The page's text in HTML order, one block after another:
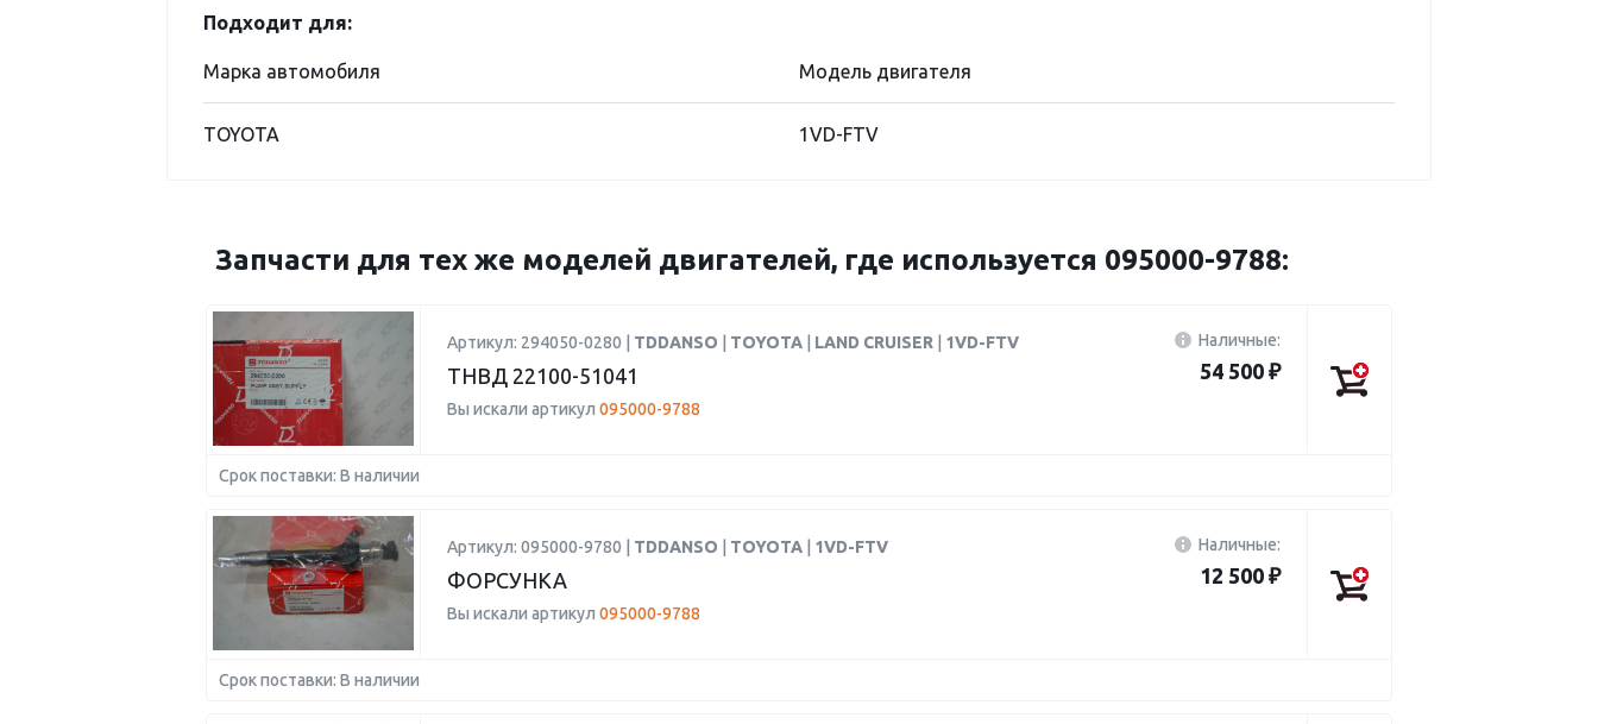
Подходит для:
Марка автомобиля Модель двигателя
TOYOTA 1VD-FTV
Запчасти для тех же моделей двигателей, где используется 095000-9788:
Артикул: 294050-0280 | TDDANSO TOYOTA LAND CRUISER 1VD-FTV
ТНВД 22100-51041
Вы искали артикул 095000-9788
Наличные:
54 500 ₽
Срок поставки: В наличии
Артикул: 095000-9780 | TDDANSO TOYOTA 1VD-FTV
ФОРСУНКА
Вы искали артикул 095000-9788
Наличные:
12 500 ₽
Срок поставки: В наличии